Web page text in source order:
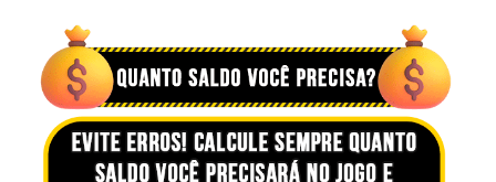
GLOBAL